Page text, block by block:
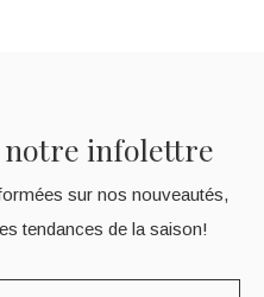
notre infolettre
sur nos nouveautés,
tendances de la saison!